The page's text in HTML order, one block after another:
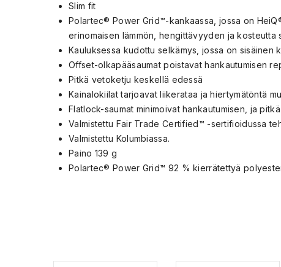
Slim fit
Polartec® Power Grid™-kankaassa, jossa on
erinomaisen lämmön, hengittävyyden ja kosteutta
Kauluksessa kudottu selkämys, jossa on sisäinen
Offset-olkapääsaumat poistavat hankautumisen
Pitkä vetoketju keskellä edessä
Kainalokiilat tarjoavat liikerataa ja hiertymätöntä
Flatlock-saumat minimoivat hankautumisen, ja
Valmistettu Fair Trade Certified™ -sertifioidussa
Valmistettu Kolumbiassa.
Paino 139 g
Polartec® Power Grid™ 92 % kierrätettyä